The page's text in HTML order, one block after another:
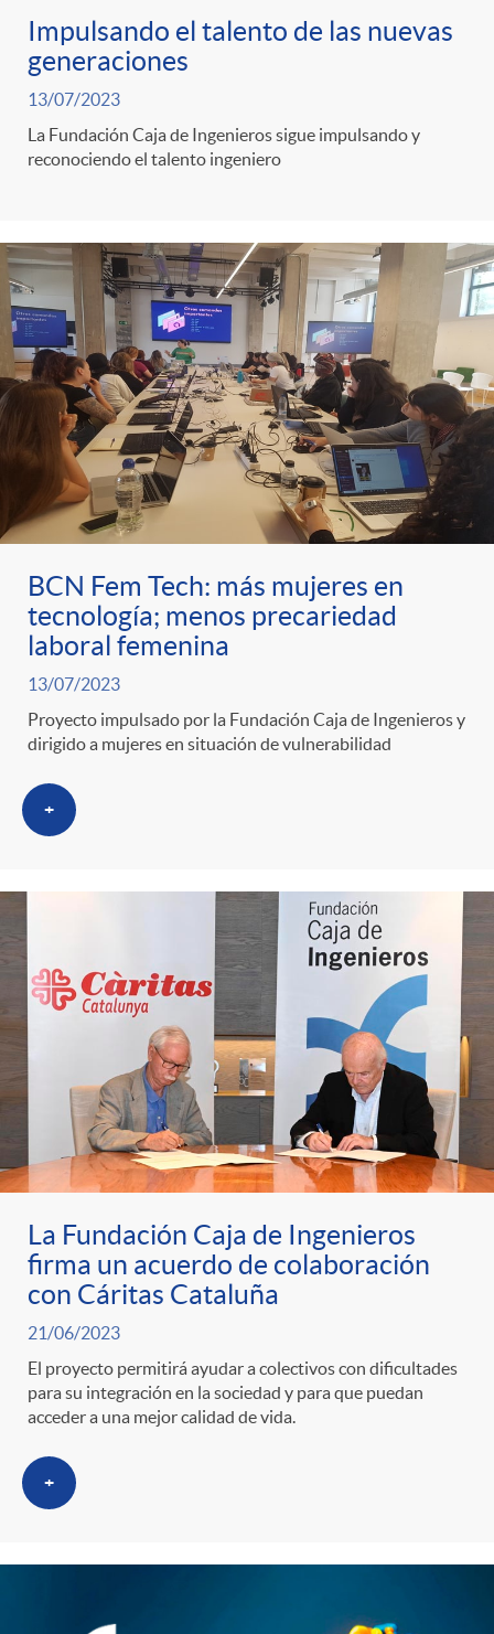
Impulsando el talento de las nuevas
generaciones
13/07/2023
La Fundación Caja de Ingenieros sigue impulsando y
reconociendo el talento ingeniero
BCN Fem Tech: más mujeres en
tecnología; menos precariedad
laboral femenina
13/07/2023
Proyecto impulsado por la Fundación Caja de Ingenieros y
dirigido a mujeres en situación de vulnerabilidad
+
La Fundación Caja de Ingenieros
firma un acuerdo de colaboración
con Cáritas Cataluña
21/06/2023
El proyecto permitirá ayudar a colectivos con dificultades
para su integración en la sociedad y para que puedan
acceder a una mejor calidad de vida.
+